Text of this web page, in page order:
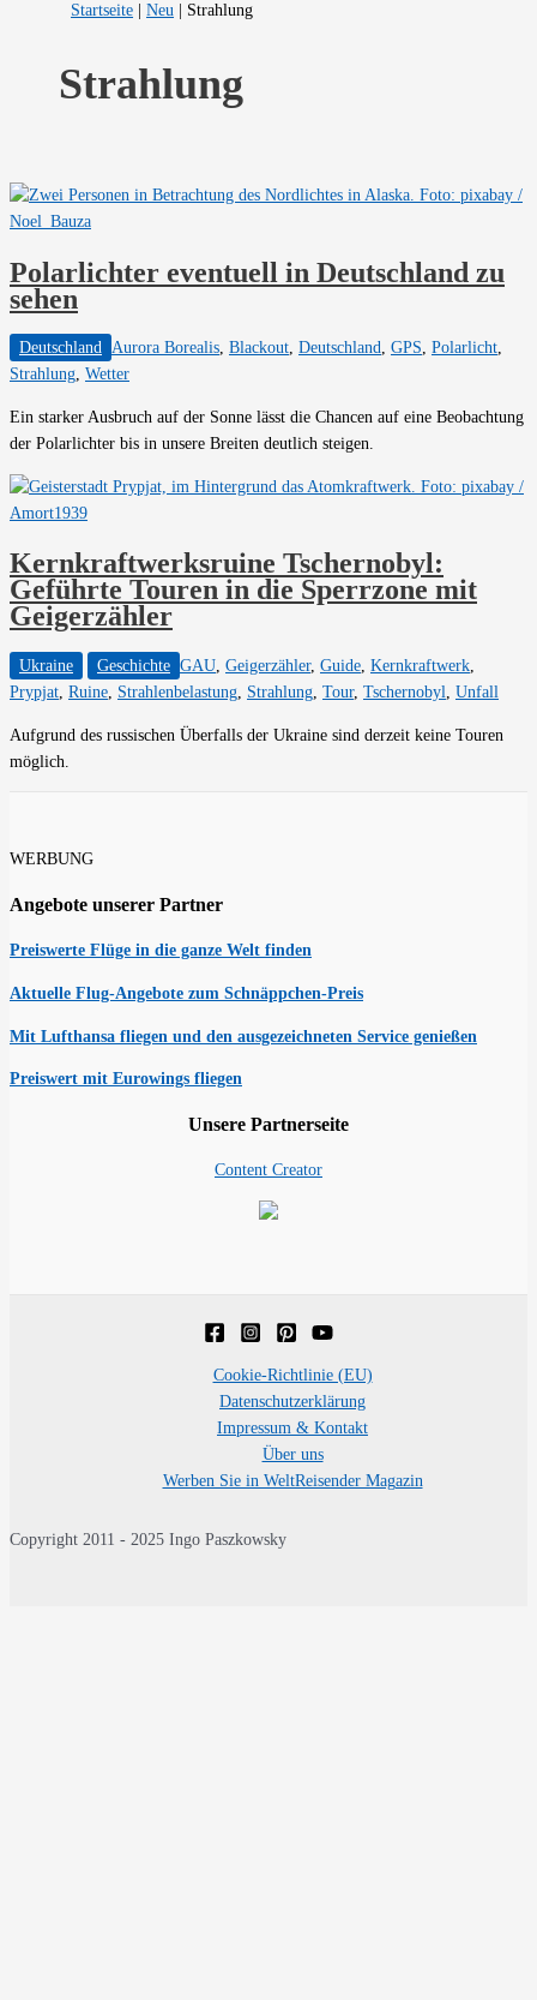
Startseite |Neu Strahlung
Strahlung
Polarlichter eventuell in Deutschland zu
sehen
Deutschland Aurora Borealis, Blackout, Deutschland, GPS, Polarlicht,
Strahlung, Wetter
Ein starker Ausbruch auf der Sonne lässt die Chancen auf eine Beobachtung
der Polarlichter bis in unsere Breiten deutlich steigen.
Kernkraftwerksruine Tschernobyl:
Geführte Touren in die Sperrzone mit
Geigerzähler
Ukraine Geschichte GAU, Geigerzähler, Guide, Kernkraftwerk,
Prypjat, Ruine, Strahlenbelastung, Strahlung, Tour, Tschernobyl, Unfall
Aufgrund des russischen Überfalls der Ukraine sind derzeit keine Touren
möglich.
WERBUNG
Angebote unserer Partner
Preiswerte Flüge in die ganze Welt finden
Aktuelle Flug-Angebote zum Schnäppchen-Preis
Mit Lufthansa fliegen und den ausgezeichneten Service genießen
Preiswert mit Eurowings fliegen
Unsere Partnerseite
Content Creator
Cookie-Richtlinie (EU)
Datenschutzerklärung
Impressum & Kontakt
Über uns
Werben Sie in WeltReisender Magazin
Copyright 2011 - 2025 Ingo Paszkowsky